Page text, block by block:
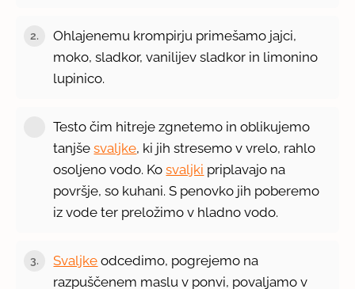
2.
Ohlajenemu krompirju primešamo jajci,
moko, sladkor, vanilijev sladkor in limonino
lupinico.
Testo čim hitreje zgnetemo in oblikujemo
tanjšesvaljke, ki jih stresemo v vrelo, rahlo
osoljeno vodo. Kosvaljki priplavajo na
površje, so kuhani. S penovko jih poberemo
iz vode ter preložimo v hladno vodo.
3. Svaljke odcedimo, pogrejemo na
razpuščenem maslu v ponvi, povaljamo v